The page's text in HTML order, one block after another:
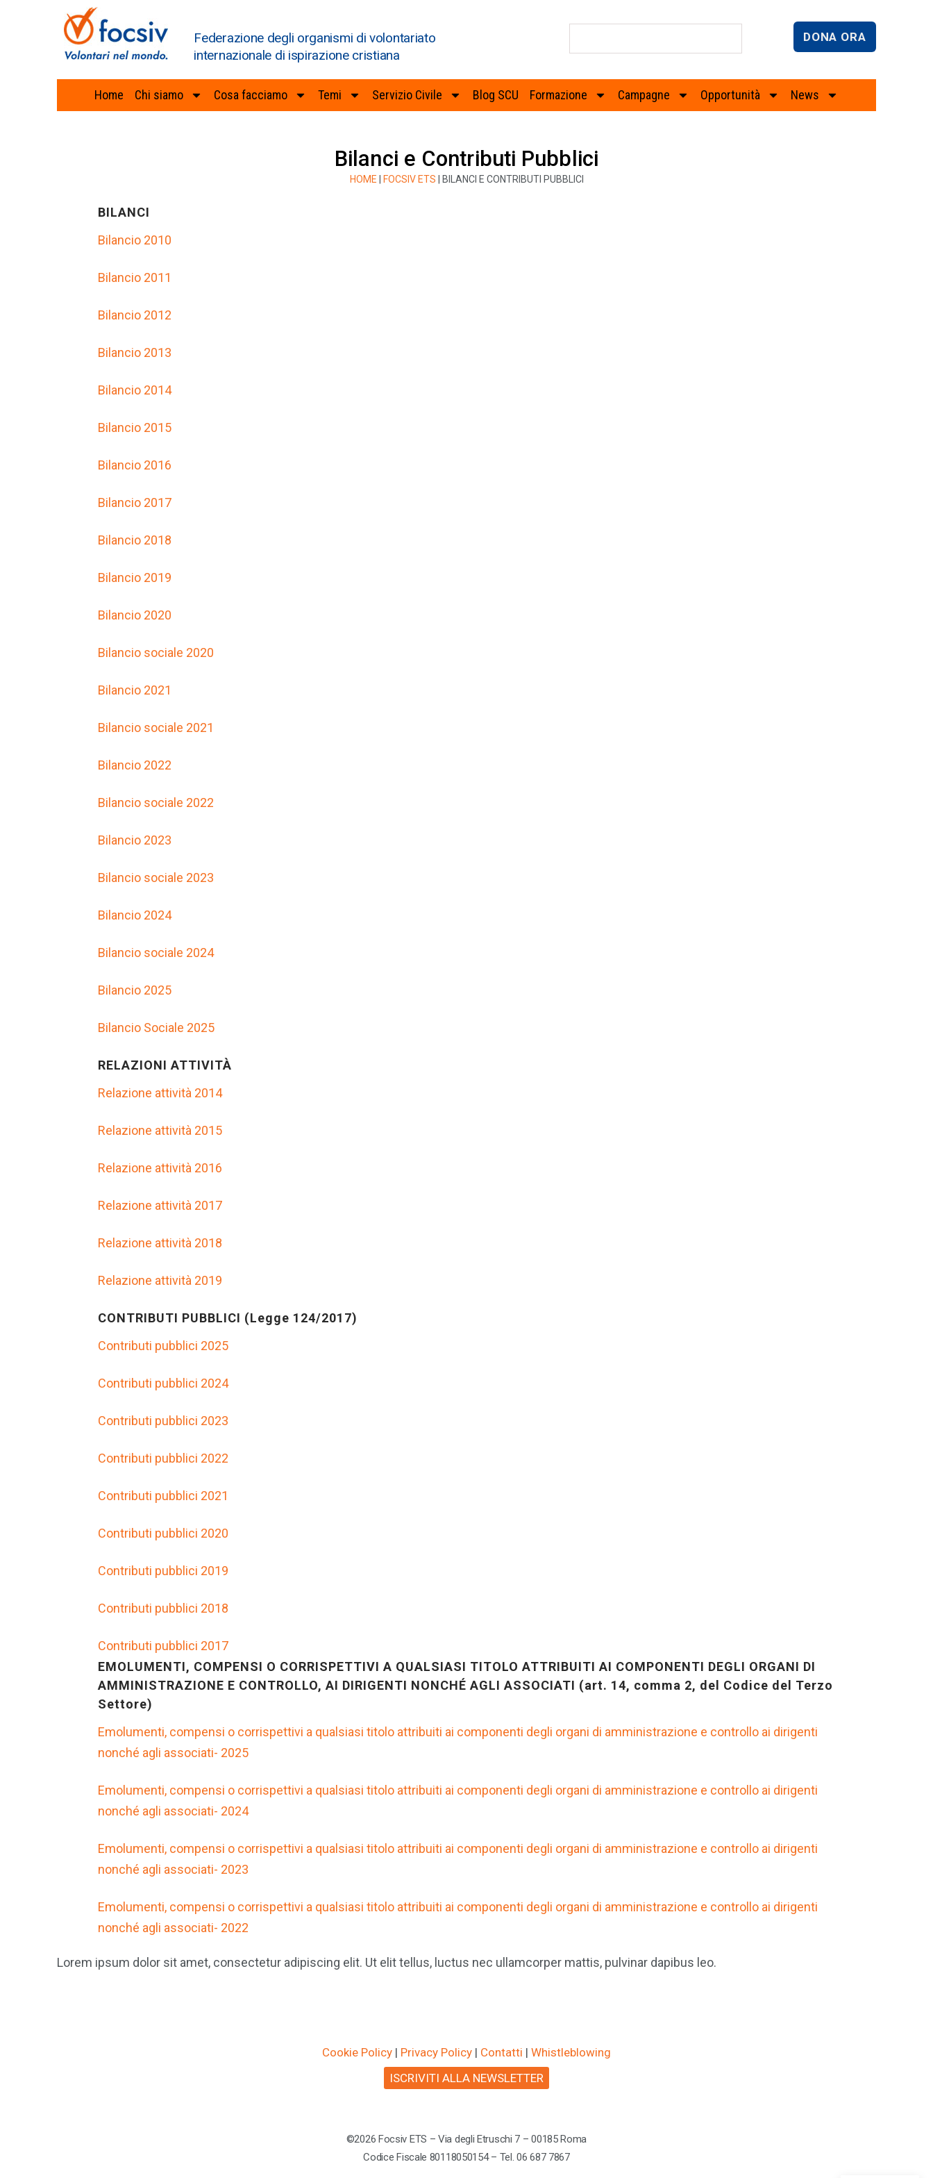
Federazione degli organismi di volontariato
internazionale di ispirazione cristiana
DONA ORA
Home Chi siamo Cosa facciamo Temi Servizio Civile Blog SCU Formazione Campagne Opportunità News
Bilanci e Contributi Pubblici
HOME FOCSIV ETS BILANCI E CONTRIBUTI PUBBLICI
BILANCI
Bilancio 2010
Bilancio 2011
Bilancio 2012
Bilancio 2013
Bilancio 2014
Bilancio 2015
Bilancio 2016
Bilancio 2017
Bilancio 2018
Bilancio 2019
Bilancio 2020
Bilancio sociale 2020
Bilancio 2021
Bilancio sociale 2021
Bilancio 2022
Bilancio sociale 2022
Bilancio 2023
Bilancio sociale 2023
Bilancio 2024
Bilancio sociale 2024
Bilancio 2025
Bilancio Sociale 2025
RELAZIONI ATTIVITÀ
Relazione attività 2014
Relazione attività 2015
Relazione attività 2016
Relazione attività 2017
Relazione attività 2018
Relazione attività 2019
CONTRIBUTI PUBBLICI (Legge 124/2017)
Contributi pubblici 2025
Contributi pubblici 2024
Contributi pubblici 2023
Contributi pubblici 2022
Contributi pubblici 2021
Contributi pubblici 2020
Contributi pubblici 2019
Contributi pubblici 2018
Contributi pubblici 2017
EMOLUMENTI, COMPENSI O CORRISPETTIVI A QUALSIASI TITOLO ATTRIBUITI AI COMPONENTI DEGLI ORGANI DI
AMMINISTRAZIONE E CONTROLLO, AI DIRIGENTI NONCHÉ AGLI ASSOCIATI (art. 14, comma 2, del Codice del Terzo
Settore)
Emolumenti, compensi o corrispettivi a qualsiasi titolo attribuiti ai componenti degli organi di amministrazione e controllo ai dirigenti
nonché agli associati- 2025
Emolumenti, compensi o corrispettivi a qualsiasi titolo attribuiti ai componenti degli organi di amministrazione e controllo ai dirigenti
nonché agli associati- 2024
Emolumenti, compensi o corrispettivi a qualsiasi titolo attribuiti ai componenti degli organi di amministrazione e controllo ai dirigenti
nonché agli associati- 2023
Emolumenti, compensi o corrispettivi a qualsiasi titolo attribuiti ai componenti degli organi di amministrazione e controllo ai dirigenti
nonché agli associati- 2022
Lorem ipsum dolor sit amet, consectetur adipiscing elit. Ut elit tellus, luctus nec ullamcorper mattis, pulvinar dapibus leo.
Cookie Policy | Privacy Policy | Contatti | Whistleblowing
ISCRIVITI ALLA NEWSLETTER
©2026 Focsiv ETS – Via degli Etruschi 7 – 00185 Roma
Codice Fiscale 80118050154 – Tel. 06 687 7867